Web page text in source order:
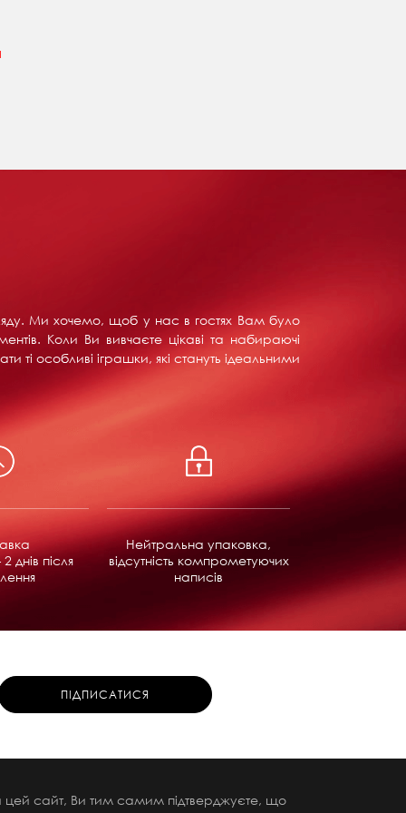
Ми хочемо, щоб у нас в гостях Вам було
Коли Ви вивчаєте цікаві та набираючі
ті особливі іграшки, які стануть ідеальними
днів після
Нейтральна упаковка,
відсутність компрометуючих
написів
цей сайт, Ви тим самим підтверджуєте, що